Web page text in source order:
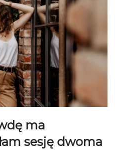
ma
sesję dwoma